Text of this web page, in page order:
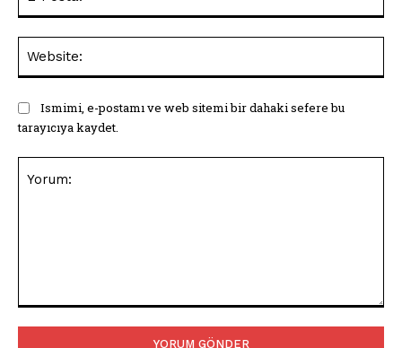
Ismimi, e-postamı ve web sitemi bir dahaki sefere bu
tarayıcıya kaydet.